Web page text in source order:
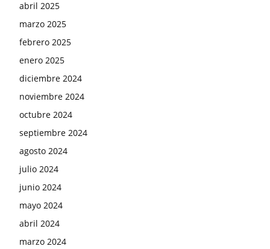
abril 2025
marzo 2025
febrero 2025
enero 2025
diciembre 2024
noviembre 2024
octubre 2024
septiembre 2024
agosto 2024
julio 2024
junio 2024
mayo 2024
abril 2024
marzo 2024